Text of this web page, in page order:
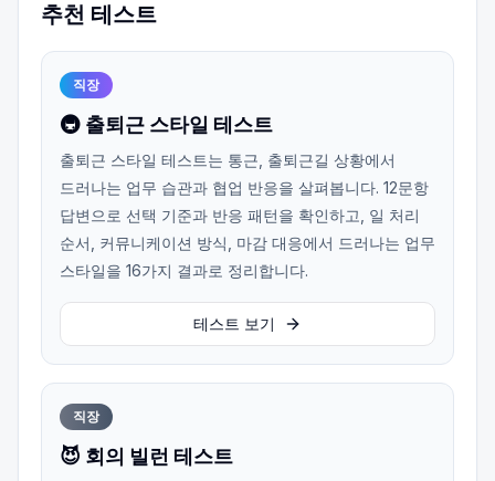
추천 테스트
직장
🚇 출퇴근 스타일 테스트
출퇴근 스타일 테스트는 통근, 출퇴근길 상황에서
드러나는 업무 습관과 협업 반응을 살펴봅니다. 12문항
답변으로 선택 기준과 반응 패턴을 확인하고, 일 처리
순서, 커뮤니케이션 방식, 마감 대응에서 드러나는 업무
스타일을 16가지 결과로 정리합니다.
테스트 보기
직장
😈 회의 빌런 테스트